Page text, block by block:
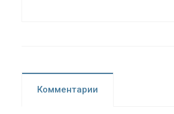
Комментарии